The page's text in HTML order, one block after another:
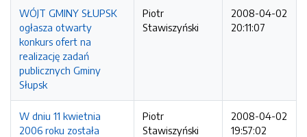
WÓJT GMINY SŁUPSK
ogłasza otwarty
konkurs ofert na
realizację zadań
publicznych Gminy
Słupsk
Piotr
Stawiszyński
2008-04-02
20:11:07
W dniu 11 kwietnia
2006 roku została
Piotr
Stawiszyński
2008-04-02
19:57:02